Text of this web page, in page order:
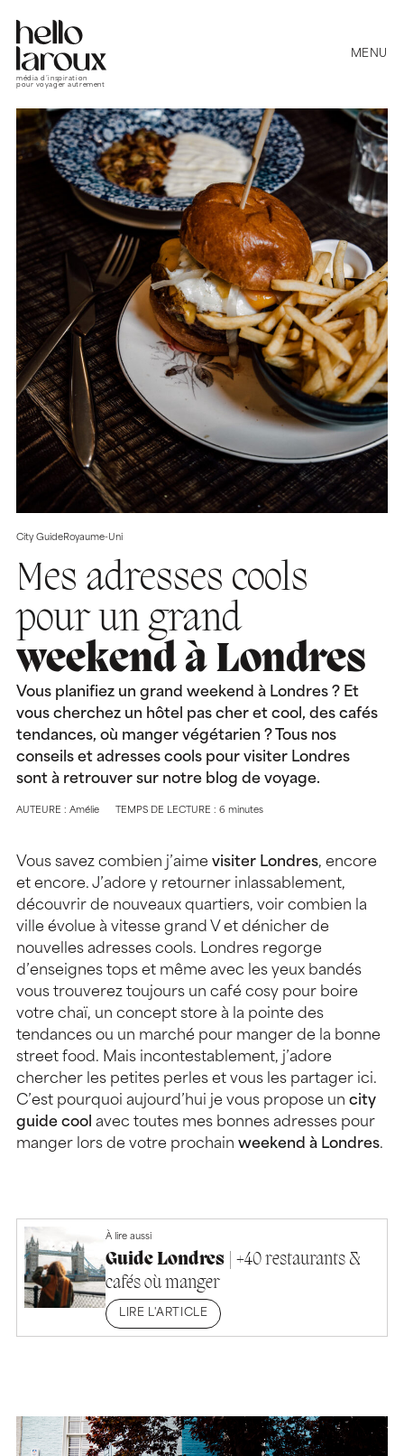
média d’inspiration
pour voyager autrement
MENU
City GuideRoyaume-Uni
Mes adresses cools
pour un grand
weekend à Londres
Vous planifiez un grand weekend à Londres ? Et
vous cherchez un hôtel pas cher et cool, des cafés
tendances, où manger végétarien ? Tous nos
conseils et adresses cools pour visiter Londres
sont à retrouver sur notre blog de voyage.
AUTEURE : Amélie TEMPS DE LECTURE : 6 minutes
Vous savez combien j’aime visiter Londres, encore
et encore. J’adore y retourner inlassablement,
découvrir de nouveaux quartiers, voir combien la
ville évolue à vitesse grand V et dénicher de
nouvelles adresses cools. Londres regorge
d’enseignes tops et même avec les yeux bandés
vous trouverez toujours un café cosy pour boire
votre chaï, un concept store à la pointe des
tendances ou un marché pour manger de la bonne
street food. Mais incontestablement, j’adore
chercher les petites perles et vous les partager ici.
C’est pourquoi aujourd’hui je vous propose un city
guide cool avec toutes mes bonnes adresses pour
manger lors de votre prochain weekend à Londres.
À lire aussi
Guide Londres | +40 restaurants &
cafés où manger
LIRE L'ARTICLE